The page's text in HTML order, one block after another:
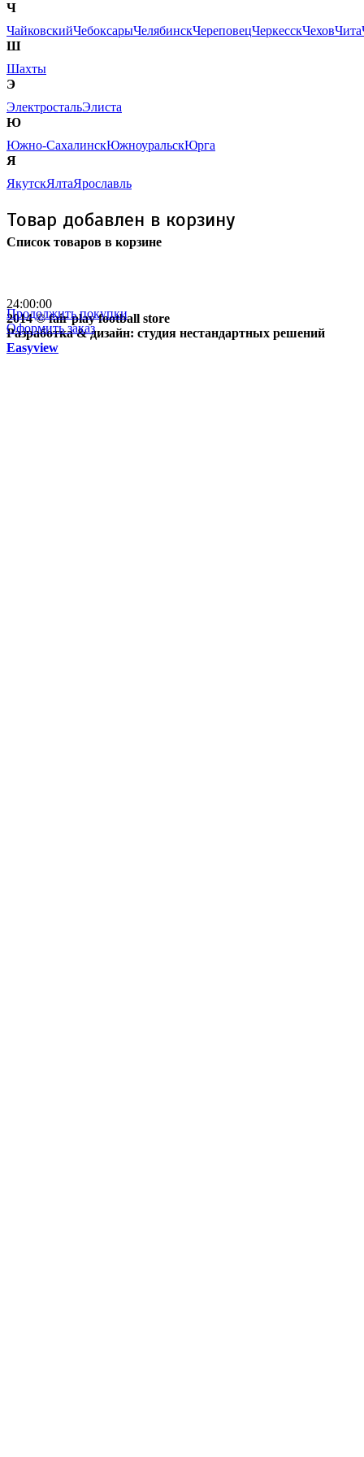
Ч
ЧайковскийЧебоксарыЧелябинскЧереповецЧеркесскЧеховЧита
Ш
Шахты
Э
ЭлектростальЭлиста
Ю
Южно-СахалинскЮжноуральскЮрга
Я
ЯкутскЯлтаЯрославль
Товар добавлен в корзину
Список товаров в корзине
Продолжить покупки
Оформить заказ
24:00:00
2014 © fair play football store
Разработка & дизайн: студия нестандартных решений
Easyview